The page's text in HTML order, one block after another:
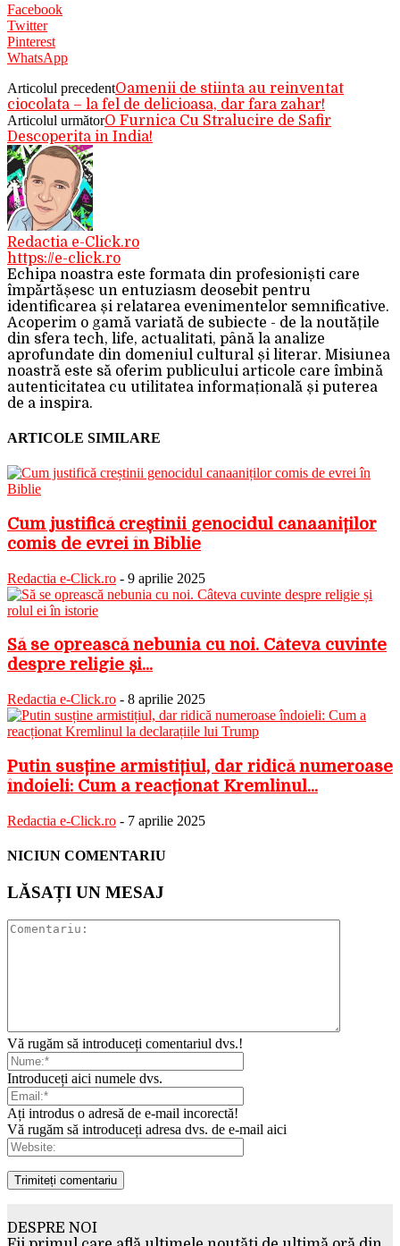
Facebook
Twitter
Pinterest
WhatsApp
Articolul precedentOamenii de stiinta au reinventat
ciocolata – la fel de delicioasa, dar fara zahar!
Articolul următorO Furnica Cu Stralucire de Safir
Descoperita in India!
Redactia e-Click.ro
https://e-click.ro
Echipa noastra este formata din profesioniști care
împărtășesc un entuziasm deosebit pentru
identificarea și relatarea evenimentelor semnificative.
Acoperim o gamă variată de subiecte - de la noutățile
din sfera tech, life, actualitati, până la analize
aprofundate din domeniul cultural și literar. Misiunea
noastră este să oferim publicului articole care îmbină
autenticitatea cu utilitatea informațională și puterea
de a inspira.
ARTICOLE SIMILARE
Cum justifică creștinii genocidul canaaniților
comis de evrei în Biblie
Redactia e-Click.ro - 9 aprilie 2025
Să se oprească nebunia cu noi. Câteva cuvinte
despre religie și...
Redactia e-Click.ro - 8 aprilie 2025
Putin susține armistițiul, dar ridică numeroase
îndoieli: Cum a reacționat Kremlinul...
Redactia e-Click.ro - 7 aprilie 2025
NICIUN COMENTARIU
LĂSAȚI UN MESAJ
Vă rugăm să introduceți comentariul dvs.!
Introduceți aici numele dvs.
Ați introdus o adresă de e-mail incorectă!
Vă rugăm să introduceți adresa dvs. de e-mail aici
DESPRE NOI